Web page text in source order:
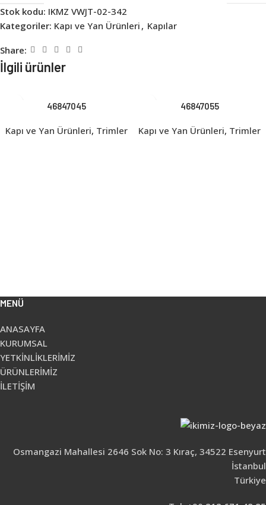
Stok kodu: IKMZ VWJT-02-342
Kategoriler: Kapı ve Yan Ürünleri , Kapılar
Share:
İlgili ürünler
46847045
Kapı ve Yan Ürünleri, Trimler
46847055
Kapı ve Yan Ürünleri, Trimler
MENÜ
ANASAYFA
KURUMSAL
YETKİNLİKLERİMİZ
ÜRÜNLERİMİZ
İLETİŞİM
Osmangazi Mahallesi 2646 Sok No: 3 Kıraç, 34522 Esenyurt
İstanbul
Türkiye